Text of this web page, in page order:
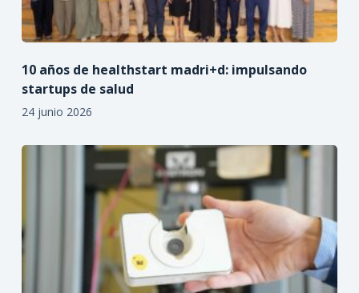
10 años de healthstart madri+d: impulsando
startups de salud
24 junio 2026